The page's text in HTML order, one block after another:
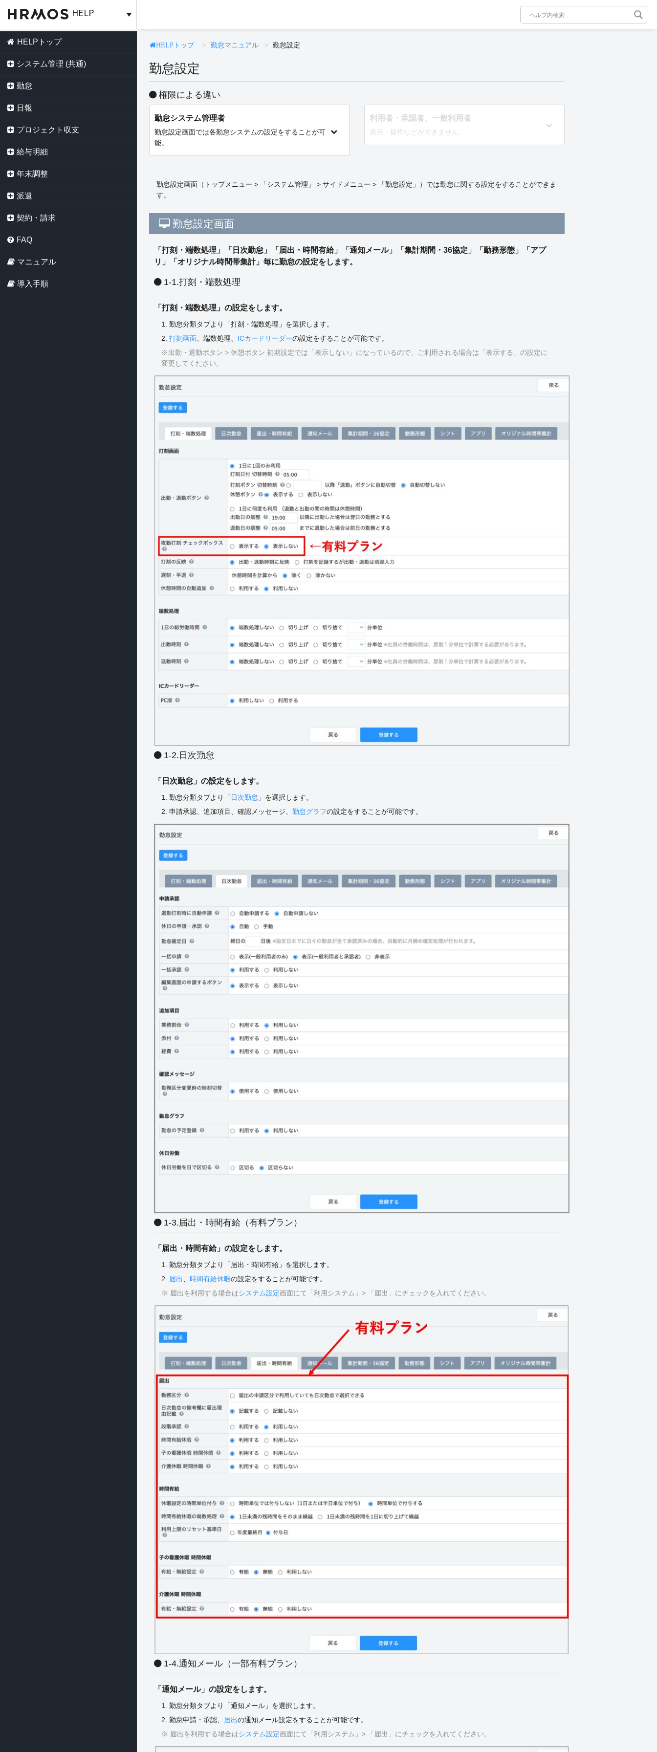
HELP
HELPトップ
システム管理 (共通)
勤怠
日報
プロジェクト収支
給与明細
年末調整
派遣
契約・請求
FAQ
マニュアル
導入手順
HELPトップ 勤怠マニュアル 勤怠設定
勤怠設定
権限による違い
勤怠システム管理者
勤怠設定画面では各勤怠システムの設定をすることが可
能。
利用者・承認者、一般利用者
表示・操作などができません。
勤怠設定画面（トップメニュー > 「システム管理」 > サイドメニュー > 「勤怠設定」）では勤怠に関する設定をすることができま
す。
勤怠設定画面
「打刻・端数処理」「日次勤怠」「届出・時間有給」「通知メール」「集計期間・36協定」「勤務形態」「アプ
リ」「オリジナル時間帯集計」毎に勤怠の設定をします。
1-1.打刻・端数処理
「打刻・端数処理」の設定をします。
1. 勤怠分類タブより「打刻・端数処理」を選択します。
2. 打刻画面 、端数処理、 ICカードリーダーの設定をすることが可能です。
※出勤・退勤ボタン > 休憩ボタン 初期設定では「表示しない」になっているので、ご利用される場合は「表示する」の設定に
変更してください。
1-2.日次勤怠
「日次勤怠」の設定をします。
1. 勤怠分類タブより「 日次勤怠 」を選択します。
2. 申請承認、追加項目、確認メッセージ、 勤怠グラフの設定をすることが可能です。
1-3.届出・時間有給（有料プラン）
「届出・時間有給」の設定をします。
1. 勤怠分類タブより「届出・時間有給」を選択します。
2.
届出 時間有給休暇の設定をすることが可能です。
※ 届出を利用する場合はシステム設定画面にて「利用システム」> 「届出」にチェックを入れてください。
1-4.通知メール（一部有料プラン）
「通知メール」の設定をします。
1. 勤怠分類タブより「通知メール」を選択します。
2. 勤怠申請・承認、
届出の通知メール設定をすることが可能です。
※ 届出を利用する場合はシステム設定画面にて「利用システム」> 「届出」にチェックを入れてください。